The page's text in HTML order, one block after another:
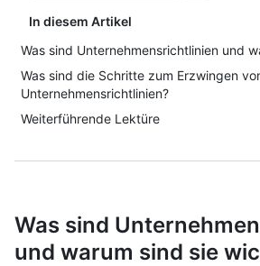
In diesem Artikel
Was sind Unternehmensrichtlinien und
Was sind die Schritte zum Erzwingen
Unternehmensrichtlinien?
Weiterführende Lektüre
Was sind
und warum sind sie